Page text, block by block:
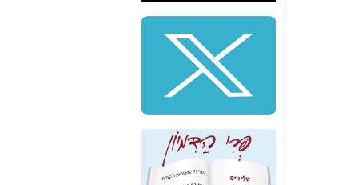
משקיעות ומפתחות
באותם תחומים -כאן
שלמה פילבר (עד
לאחרונה מנכ"ל משרד
התקשורת) - עד
מדינה? הצחקתם
"יש אפליה בחקירה"?
חשיפה: למה השר
משה כחלון לא נחקר
עד היום? -
כאן